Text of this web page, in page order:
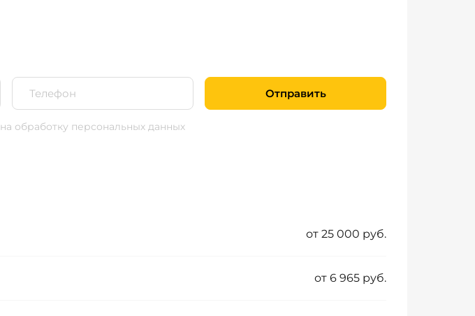
Отправить
на обработку персональных данных
от 25 000 руб.
от 6 965 руб.